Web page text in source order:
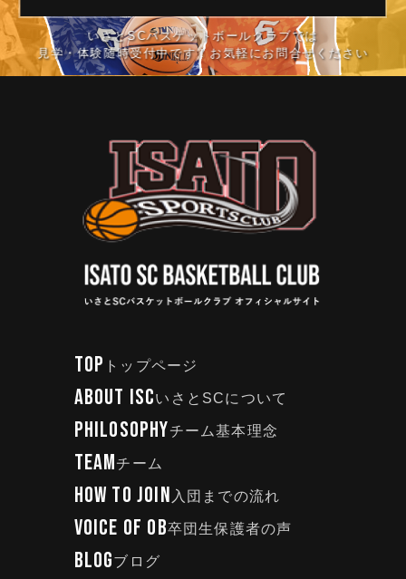
いさとSCバスケットボールクラブでは
見学・体験随時受付中です！お気軽にお問合せください
TOP トップページ
ABOUT ISCいさとSCについて
PHILOSOPHYチーム基本理念
TEAMチーム
HOW TO JOIN 入団までの流れ
VOICE OF OB卒団生保護者の声
BLOGブログ